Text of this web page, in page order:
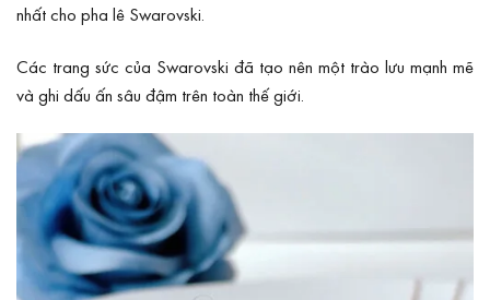
nhất cho pha lê Swarovski.
Các trang sức của Swarovski đã tạo nên một trào lưu mạnh mẽ
và ghi dấu ấn sâu đậm trên toàn thế giới.